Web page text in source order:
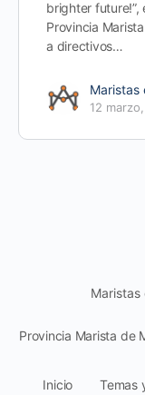
brighter future!”,
Provincia
a directivos…
Maristas
12
Provincia Marista de
Inicio
Temas